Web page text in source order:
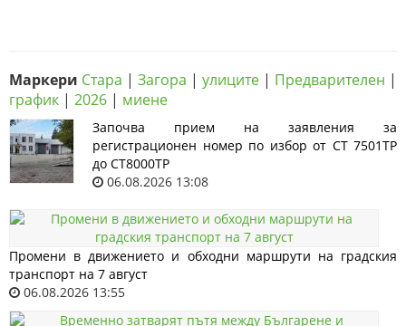
Маркери Стара | Загора | улиците | Предварителен |
график | 2026 | миене
Започва прием на заявления за
регистрационен номер по избор от СТ 7501ТР
до СТ8000ТР
06.08.2026 13:08
Промени в движението и обходни маршрути на градския
транспорт на 7 август
06.08.2026 13:55